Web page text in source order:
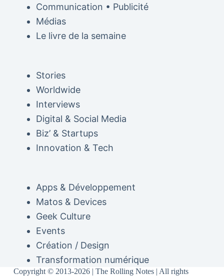
Communication • Publicité
Médias
Le livre de la semaine
Stories
Worldwide
Interviews
Digital & Social Media
Biz’ & Startups
Innovation & Tech
Apps & Développement
Matos & Devices
Geek Culture
Events
Création / Design
Transformation numérique
Copyright © 2013-2026 | The Rolling Notes | All rights